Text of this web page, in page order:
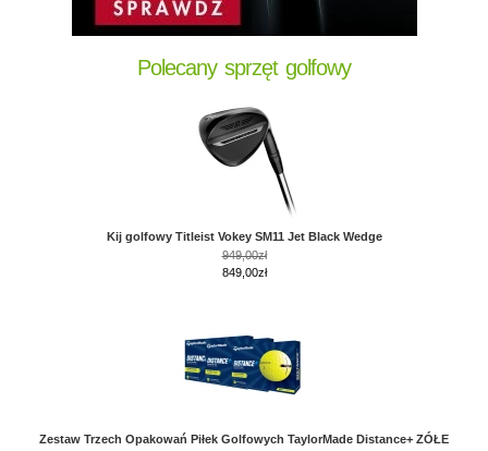
Polecany sprzęt golfowy
Kij golfowy Titleist Vokey SM11 Jet Black Wedge
949,00zł
849,00zł
Zestaw Trzech Opakowań Piłek Golfowych TaylorMade Distance+ ZÓŁE